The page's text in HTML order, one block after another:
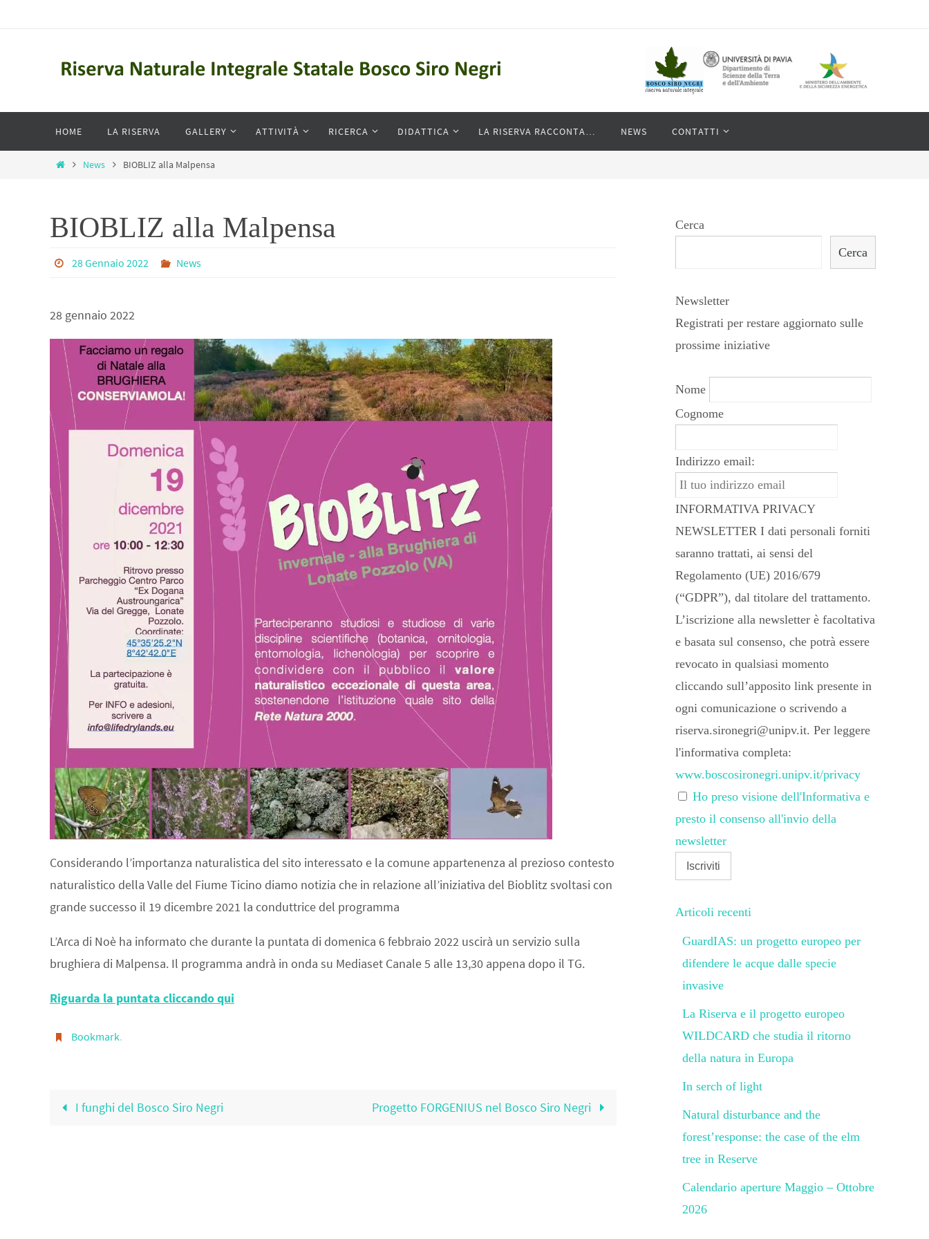
contenuto
HOME LA RISERVA GALLERY ATTIVITÀ RICERCA DIDATTICA LA RISERVA RACCONTA… NEWS CONTATTI
HomeNews BIOBLIZ alla Malpensa
BIOBLIZ alla Malpensa
28 Gennaio 2022 News
28 gennaio 2022
Considerando l’importanza naturalistica del sito interessato e la comune appartenenza al prezioso contesto
naturalistico della Valle del Fiume Ticino diamo notizia che in relazione all’iniziativa del Bioblitz svoltasi con
grande successo il 19 dicembre 2021 la conduttrice del programma
L’Arca di Noè ha informato che durante la puntata di domenica 6 febbraio 2022 uscirà un servizio sulla
brughiera di Malpensa. Il programma andrà in onda su Mediaset Canale 5 alle 13,30 appena dopo il TG.
Riguarda la puntata cliccando qui
Bookmark.
I funghi del Bosco Siro Negri Progetto FORGENIUS nel Bosco Siro Negri
Cerca
Cerca
Newsletter
Registrati per restare aggiornato sulle
prossime iniziative
Nome
Cognome
Indirizzo email:
INFORMATIVA PRIVACY
NEWSLETTER I dati personali forniti
saranno trattati, ai sensi del
Regolamento (UE) 2016/679
(“GDPR”), dal titolare del trattamento.
L’iscrizione alla newsletter è facoltativa
e basata sul consenso, che potrà essere
revocato in qualsiasi momento
cliccando sull’apposito link presente in
ogni comunicazione o scrivendo a
riserva.sironegri@unipv.it. Per leggere
l'informativa completa:
www.boscosironegri.unipv.it/privacy
Ho preso visione dell'Informativa e
presto il consenso all'invio della
newsletter
Articoli recenti
GuardIAS: un progetto europeo per
difendere le acque dalle specie
invasive
La Riserva e il progetto europeo
WILDCARD che studia il ritorno
della natura in Europa
In serch of light
Natural disturbance and the
forest’response: the case of the elm
tree in Reserve
Calendario aperture Maggio – Ottobre
2026